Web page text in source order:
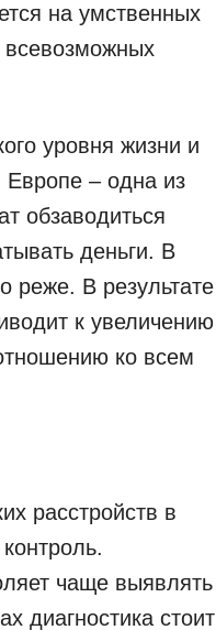
на умственных
всевозможных
уровня жизни и
Европе – одна из
обзаводиться
деньги. В
реже. В результате
к увеличению
ко всем
расстройств в
чаще выявлять
диагностика стоит